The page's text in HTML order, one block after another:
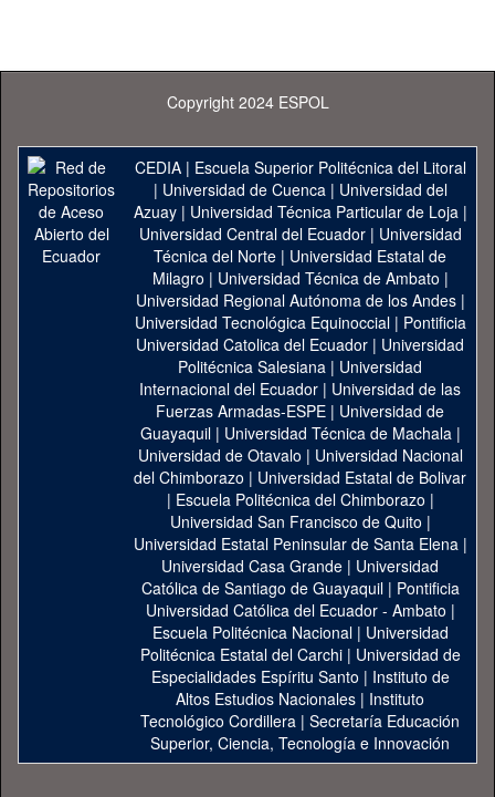
Copyright 2024 ESPOL
CEDIA| Escuela Superior Politécnica del Litoral
| Universidad de Cuenca| Universidad del
Azuay| Universidad Técnica Particular de Loja|
Universidad Central del Ecuador| Universidad
Técnica del Norte | Universidad Estatal de
Milagro | Universidad Técnica de Ambato |
Universidad Regional Autónoma de los Andes|
Universidad Tecnológica Equinoccial| Pontificia
Universidad Catolica del Ecuador | Universidad
Politécnica Salesiana | Universidad
Internacional del Ecuador | Universidad de las
Fuerzas Armadas-ESPE | Universidad de
Guayaquil| Universidad Técnica de Machala|
Universidad de Otavalo | Universidad Nacional
del Chimborazo | Universidad Estatal de Bolivar
| Escuela Politécnica del Chimborazo |
Universidad San Francisco de Quito |
Universidad Estatal Peninsular de Santa Elena|
Universidad Casa Grande | Universidad
Católica de Santiago de Guayaquil| Pontificia
Universidad Católica del Ecuador - Ambato |
Escuela Politécnica Nacional| Universidad
Politécnica Estatal del Carchi| Universidad de
Especialidades Espíritu Santo | Instituto de
Altos Estudios Nacionales | Instituto
Tecnológico Cordillera | Secretaría Educación
Superior, Ciencia, Tecnología e Innovación